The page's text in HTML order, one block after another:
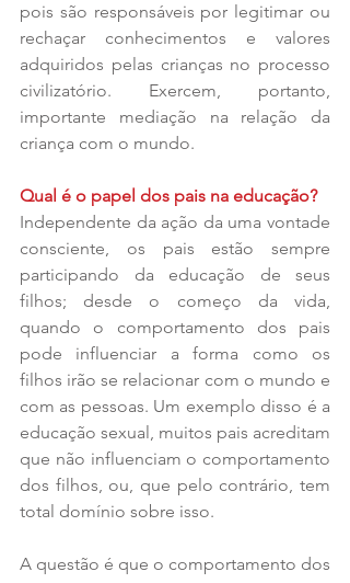
pois são responsáveis por legitimar ou
rechaçar conhecimentos e valores
adquiridos pelas crianças no processo
civilizatório. Exercem, portanto,
importante mediação na relação da
criança com o mundo.
Qual é o papel dos pais na educação?
Independente da ação da uma vontade
consciente, os pais estão sempre
participando da educação de seus
filhos; desde o começo da vida,
quando o comportamento dos pais
pode influenciar a forma como os
filhos irão se relacionar com o mundo e
com as pessoas. Um exemplo disso é a
educação sexual, muitos pais acreditam
que não influenciam o comportamento
dos filhos, ou, que pelo contrário, tem
total domínio sobre isso.
A questão é que o comportamento dos